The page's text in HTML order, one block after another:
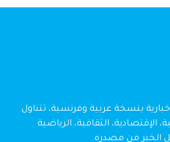
بنسخة عربية وفرنسية، تتناول
الإقتصادية، الثقافية، الرياضية
الخبر من مصدره.